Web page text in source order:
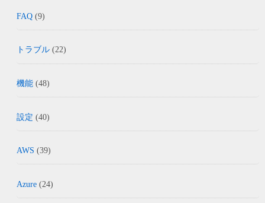
FAQ (9)
トラブル (22)
機能 (48)
設定 (40)
AWS (39)
Azure (24)